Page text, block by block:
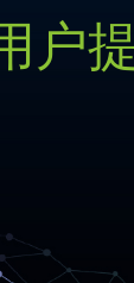
户